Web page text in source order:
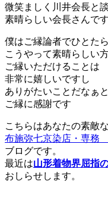
微笑ましく川井会長と
素晴らしい会長さんです
僕はご縁論者でひとた
こうやって素晴らしい
ご縁いただけることは
非常に嬉しいですし
ありがたいことだなぁと
ご縁に感謝です
こちらはあなたの素敵
布施弥七京染店・専
ブログです。
最近は山形着物界屈指
おしらせします。